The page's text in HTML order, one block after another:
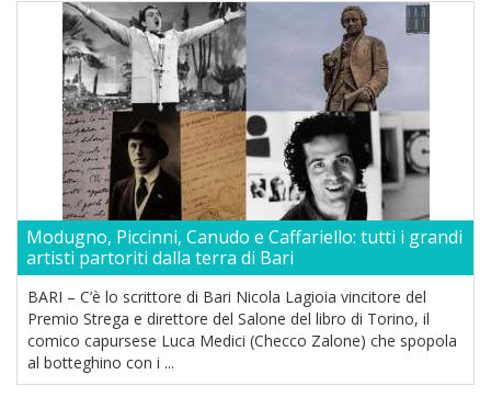
Modugno, Piccinni, Canudo e Caffariello: tutti i grandi
artisti partoriti dalla terra di Bari
BARI – C’è lo scrittore di Bari Nicola Lagioia vincitore del
Premio Strega e direttore del Salone del libro di Torino, il
comico capursese Luca Medici (Checco Zalone) che spopola
al botteghino con i ...